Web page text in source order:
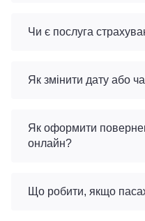
Чи є послуга
Як змінити дату або
Як оформити
онлайн?
Що робити, якщо